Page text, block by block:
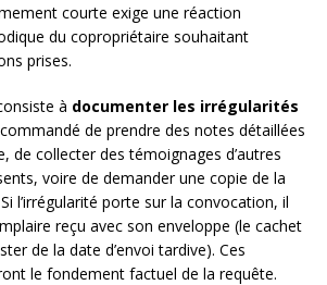
courte exige une réaction
du copropriétaire souhaitant
prises.
à documenter les irrégularités
de prendre des notes détaillées
de collecter des témoignages d’autres
voire de demander une copie de la
l’irrégularité porte sur la convocation, il
reçu avec son enveloppe (le cachet
de la date d’envoi tardive). Ces
le fondement factuel de la requête.